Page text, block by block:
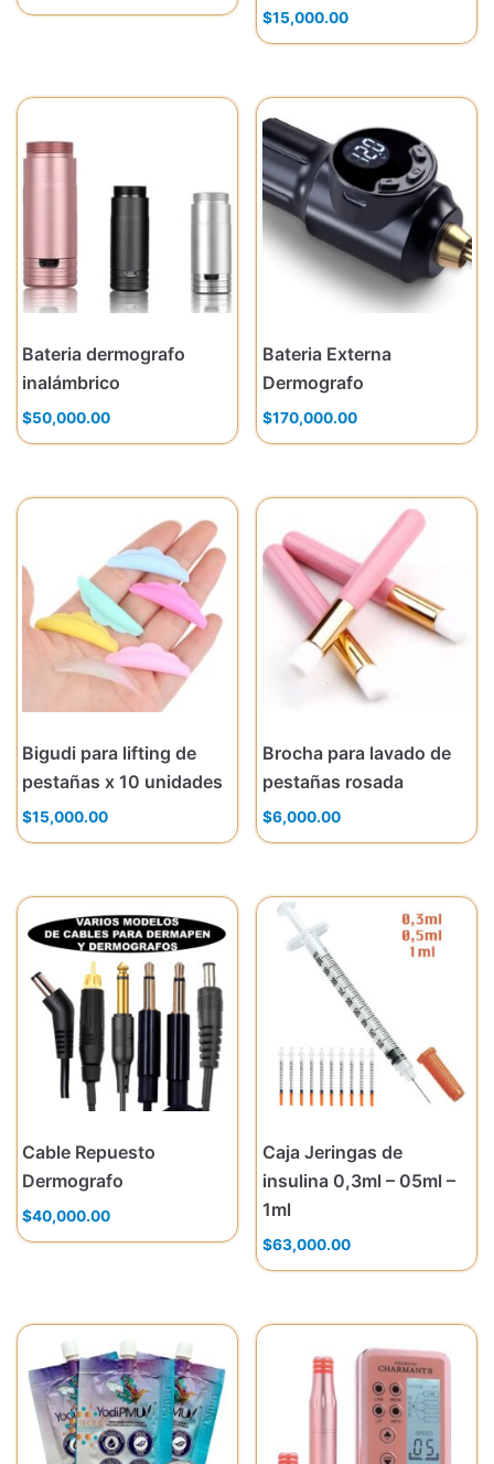
$15,000.00
Bateria dermografo
inalámbrico
$50,000.00
Bateria Externa
Dermografo
$170,000.00
Bigudi para lifting de
pestañas x 10 unidades
$15,000.00
Brocha para lavado de
pestañas rosada
$6,000.00
Cable Repuesto
Dermografo
$40,000.00
Caja Jeringas de
insulina 0,3ml – 05ml –
1ml
$63,000.00